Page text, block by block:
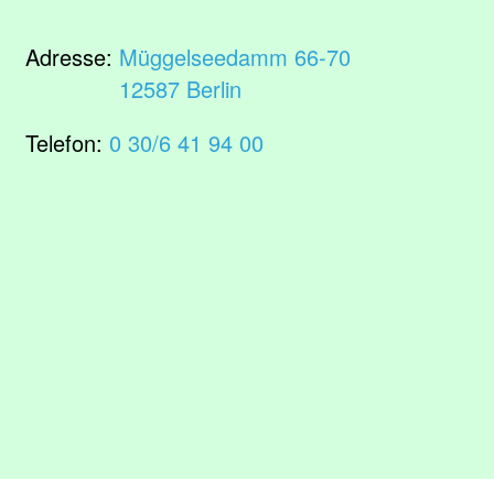
Adresse: Müggelseedamm 66-70
12587 Berlin
Telefon: 0 30/6 41 94 00